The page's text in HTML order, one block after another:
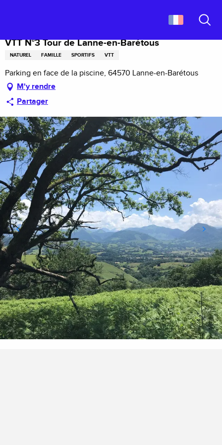
principal
VTT N°3 Tour de Lanne-en-Barétous
NATUREL FAMILLE SPORTIFS VTT
Parking en face de la piscine, 64570 Lanne-en-Barétous
M'y rendre
Partager